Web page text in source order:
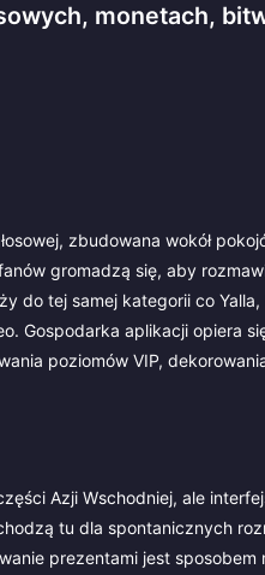
monetach,
zbudowana wokół
gromadzą się, aby
do tej samej kategorii co
Gospodarka aplikacji opiera
poziomów VIP,
Azji Wschodniej, ale
tu dla spontanicznych
prezentami jest